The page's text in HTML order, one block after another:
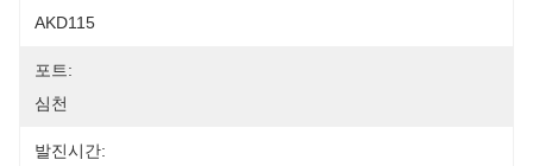
AKD115
포트:
심천
발진시간: